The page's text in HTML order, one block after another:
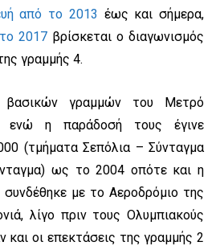
από το 2013 έως και σήμερα,
2017 βρίσκεται ο διαγωνισμός
γραμμής 4.
γραμμών του Μετρό
ενώ η παράδοσή τους έγινε
(τμήματα Σεπόλια – Σύνταγμα
ως το 2004 οπότε και η
με το Αεροδρόμιο της
λίγο πριν τους Ολυμπιακούς
οι επεκτάσεις της γραμμής 2